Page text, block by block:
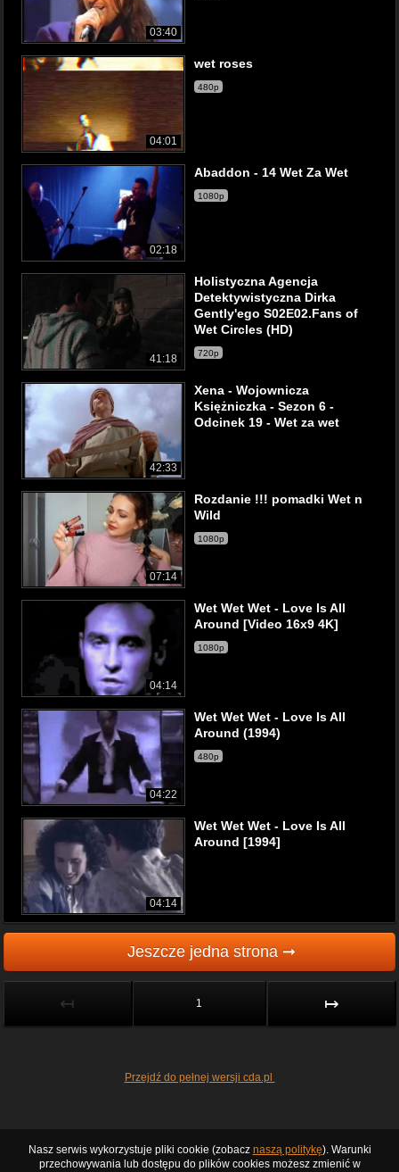
03:40
04:01
wet roses
480p
02:18
Abaddon - 14 Wet Za Wet
1080p
41:18
Holistyczna Agencja
Detektywistyczna Dirka
Gently'ego S02E02.Fans of
Wet Circles (HD)
720p
42:33
Xena - Wojownicza
Księżniczka - Sezon 6 -
Odcinek 19 - Wet za wet
07:14
Rozdanie !!! pomadki Wet n
Wild
1080p
04:14
Wet Wet Wet - Love Is All
Around [Video 16x9 4K]
1080p
04:22
Wet Wet Wet - Love Is All
Around (1994)
480p
04:14
Wet Wet Wet - Love Is All
Around [1994]
Jeszcze jedna strona ➞
↤ 1 ↦
Przejdź do pełnej wersji cda.pl
Nasz serwis wykorzystuje pliki cookie (zobacz naszą politykę). Warunki
przechowywania lub dostępu do plików cookies możesz zmienić w